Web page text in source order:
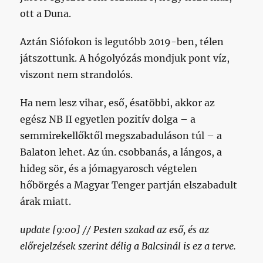
ott a Duna.
Aztán Siófokon is legutóbb 2019-ben, télen
játszottunk. A hógolyózás mondjuk pont víz,
viszont nem strandolós.
Ha nem lesz vihar, eső, ésatöbbi, akkor az
egész NB II egyetlen pozitív dolga – a
semmirekellőktől megszabaduláson túl – a
Balaton lehet. Az ún. csobbanás, a lángos, a
hideg sör, és a jómagyarosch végtelen
hőbörgés a Magyar Tenger partján elszabadult
árak miatt.
update [9:00] // Pesten szakad az eső, és az
előrejelzések szerint délig a Balcsinál is ez a terve.